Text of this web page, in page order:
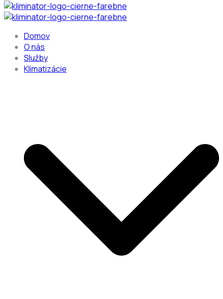
Domov
O nás
Služby
Klimatizácie